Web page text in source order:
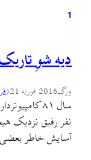
1
دیه شوِ
ورگ2016 فوریه 21 (
سال ۸۱
نفر رفیق نزدیک
آسایش خاطر